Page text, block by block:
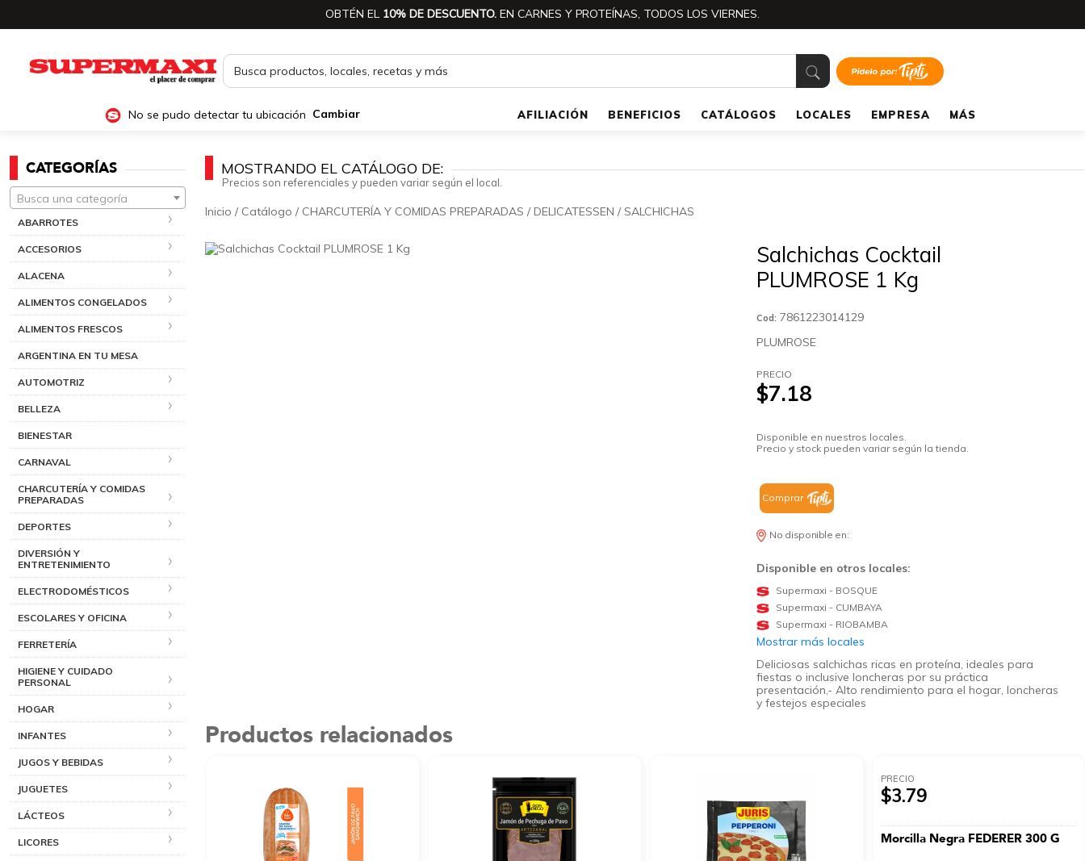
OBTÉN EL 10% DE DESCUENTO. EN CARNES Y PROTEÍNAS, TODOS LOS VIERNES.
No se pudo detectar tu ubicación Cambiar AFILIACIÓN BENEFICIOS CATÁLOGOS LOCALES EMPRESA MÁS
CATEGORÍAS
Busca una categoría
ABARROTES
ACCESORIOS
ALACENA
ALIMENTOS CONGELADOS
ALIMENTOS FRESCOS
ARGENTINA EN TU MESA
AUTOMOTRIZ
BELLEZA
BIENESTAR
CARNAVAL
CHARCUTERÍA Y COMIDAS
PREPARADAS
DEPORTES
DIVERSIÓN Y
ENTRETENIMIENTO
ELECTRODOMÉSTICOS
ESCOLARES Y OFICINA
FERRETERÍA
HIGIENE Y CUIDADO
PERSONAL
HOGAR
INFANTES
JUGOS Y BEBIDAS
JUGUETES
LÁCTEOS
LICORES
MOSTRANDO EL CATÁLOGO DE:
Precios son referenciales y pueden variar según el local.
Inicio / Catálogo / CHARCUTERÍA Y COMIDAS PREPARADAS / DELICATESSEN / SALCHICHAS
Salchichas Cocktail
PLUMROSE 1 Kg
Cod: 7861223014129
PLUMROSE
PRECIO
$7.18
Disponible en nuestros locales.
Precio y stock pueden variar según la tienda.
Comprar
No disponible en:
Disponible en otros locales:
Supermaxi - BOSQUE
Supermaxi - CUMBAYA
Supermaxi - RIOBAMBA
Mostrar más locales
Deliciosas salchichas ricas en proteína, ideales para
fiestas o inclusive loncheras por su práctica
presentación,- Alto rendimiento para el hogar, loncheras
y festejos especiales
Productos relacionados
PRECIO
$3.79
Morcilla Negra FEDERER 300 G